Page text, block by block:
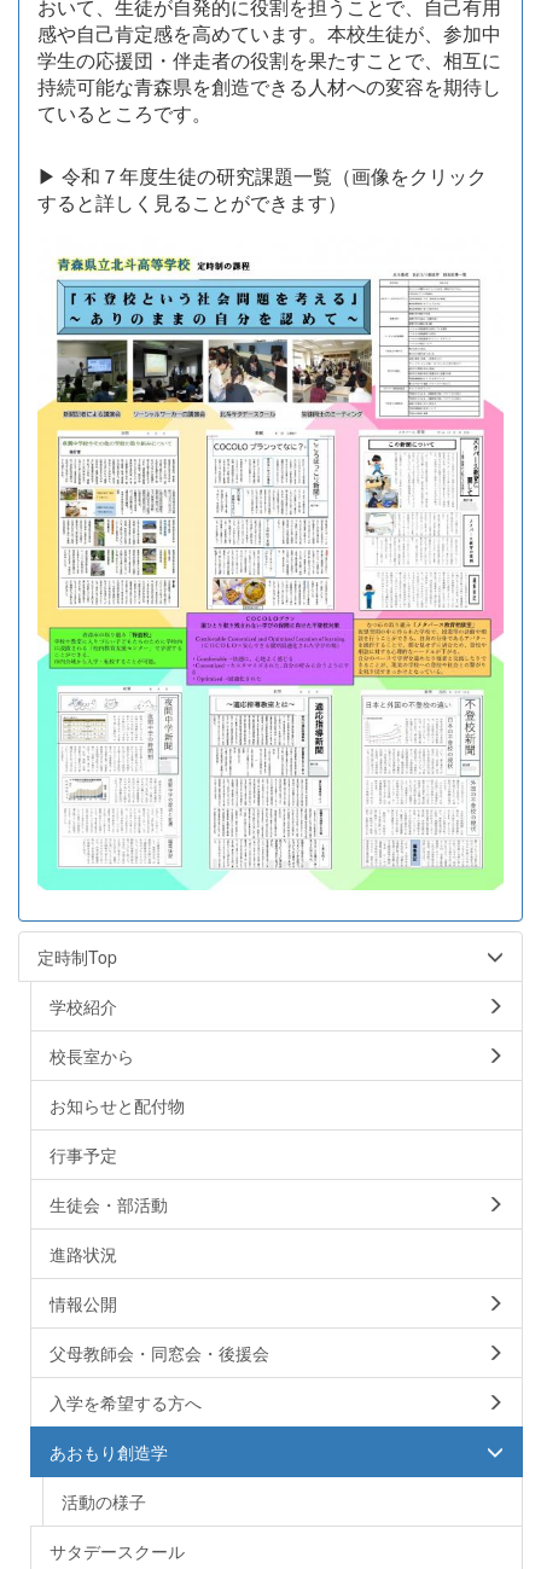
おいて、生徒が自発的に役割を担うことで、自己有用
感や自己肯定感を高めていま す。本校生徒が、参加中
学生の応援団・伴走者の役割を果たすことで、相互に
持続可能な青森県を創造できる人材への変容を期待し
ているところです。
▶ 令和７年度生徒の研究課題一覧（画像をクリック
すると詳しく見ることができます）
定時制Top
学校紹介
校長室から
お知らせと配付物
行事予定
生徒会・部活動
進路状況
情報公開
父母教師会・同窓会・後援会
入学を希望する方へ
あおもり創造学
活動の様子
サタデースクール